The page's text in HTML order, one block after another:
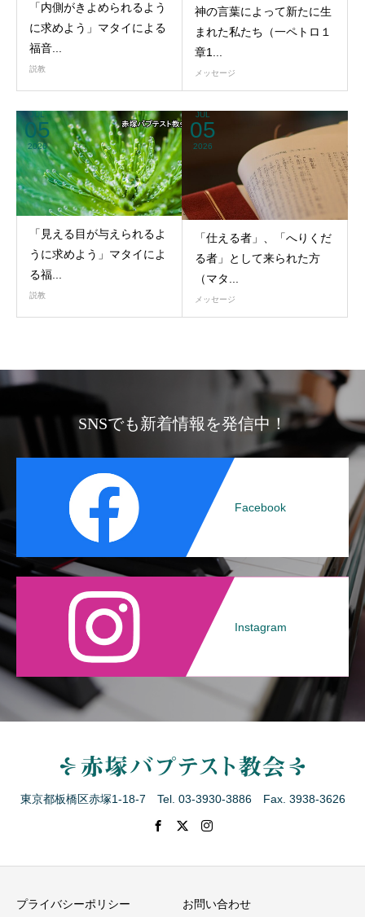
「内側がきよめられるよう
に求めよう」マタイによる
福音...
説教
神の言葉によって新たに生
まれた私たち（一ペトロ１
章1...
メッセージ
JUL
05
2026
「見える目が与えられるよ
うに求めよう」マタイによ
る福...
説教
JUL
05
2026
「仕える者」、「へりくだ
る者」として来られた方
（マタ...
メッセージ
SNSでも新着情報を発信中！
Facebook
Instagram
東京都板橋区赤塚1-18-7 Tel. 03-3930-3886 Fax. 3938-3626
プライバシーポリシー お問い合わせ